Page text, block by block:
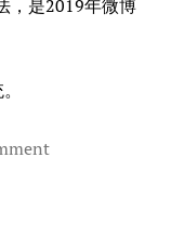
，是2019年微博